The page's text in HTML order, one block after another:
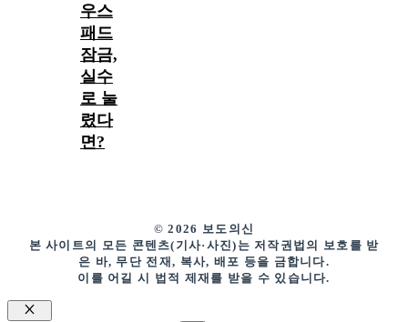
우스
패드
잠금,
실수
로 눌
렸다
면?
© 2026 보도의신
본 사이트의 모든 콘텐츠(기사·사진)는 저작권법의 보호를 받
은 바, 무단 전재, 복사, 배포 등을 금합니다.
이를 어길 시 법적 제재를 받을 수 있습니다.